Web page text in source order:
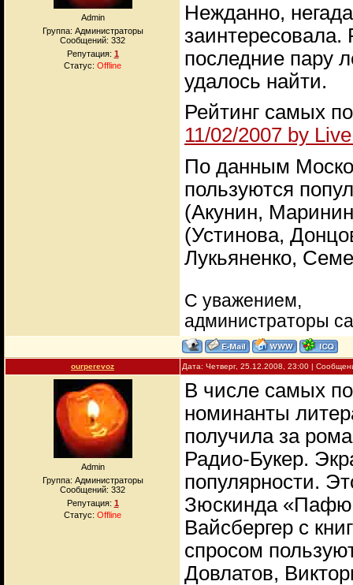
Admin
Группа: Администраторы
Сообщений: 332
Репутация: 1
Статус: Offline
Нежданно,
заинтересовала.
последние пару
удалось найти.
Рейтинг самых
11/02/2007 by
По данным
пользуются
(Акунин,
(Устинова,
Лукьяненко,
С уважением,
администраторы
ourperevoz Дата: Четверг, 25.12.2008, 23:00 |
Admin
Группа: Администраторы
Сообщений: 332
Репутация: 1
Статус: Offline
В числе самых
номинанты
получила за
Радио-Букер.
популярности.
Зюскинда
Вайсбергер с
спросом
Довлатов,